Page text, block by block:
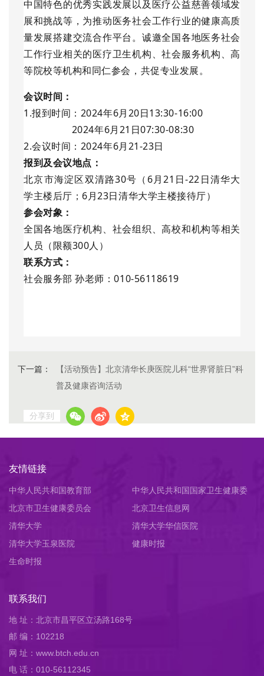
中国特色的优秀实践发展以及医疗公益慈善领域发
展和挑战等，为推动医务社会工作行业的健康高质
量发展搭建交流合作平台。 诚邀全国各地医务社会
工作行业相关的医疗卫生机构、社会服务机构、高
等院校等机构和同仁参会，共促专业发展。
会议时间：
1.报到时间：2024年6月20日13:30-16:00
2024年6月21日07:30-08:30
2.会议时间：2024年6月21-23日
报到及会议地点：
北京市海淀区双清路30号（6月21日-22日清华大
学主楼后厅；6月23日清华大学主楼接待厅）
参会对象：
全国各地医疗机构、社会组织、高校和机构等相关
人员（限额300人）
联系方式：
社会服务部 孙老师：010-56118619
下一篇：
【活动预告】北京清华长庚医院儿科“世界肾脏日”科
普及健康咨询活动
分享到
友情链接
中华人民共和国教育部
中华人民共和国国家卫生健康委
员会
北京市卫生健康委员会
北京卫生信息网
清华大学
清华大学华信医院
清华大学玉泉医院
健康时报
生命时报
联系我们
地 址：北京市昌平区立汤路168号
邮 编：102218
网 址：www.btch.edu.cn
电 话：010-56112345